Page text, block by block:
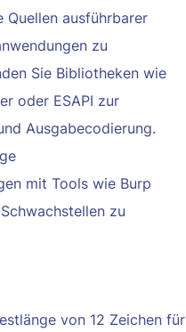
Quellen ausführbarer
zu
Sie Bibliotheken wie
oder ESAPI zur
Ausgabecodierung.
mit Tools wie Burp
zu
von 12 Zeichen für